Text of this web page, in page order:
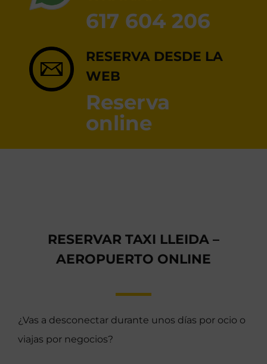
617 604 206
RESERVA DESDE LA
WEB
Reserva
online
RESERVAR TAXI LLEIDA –
AEROPUERTO ONLINE
¿Vas a desconectar durante unos días por ocio o
viajas por negocios?